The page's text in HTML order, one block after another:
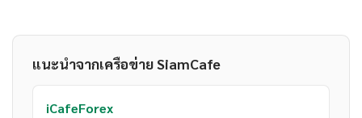
แนะนำจากเครือข่าย SiamCafe
iCafeForex